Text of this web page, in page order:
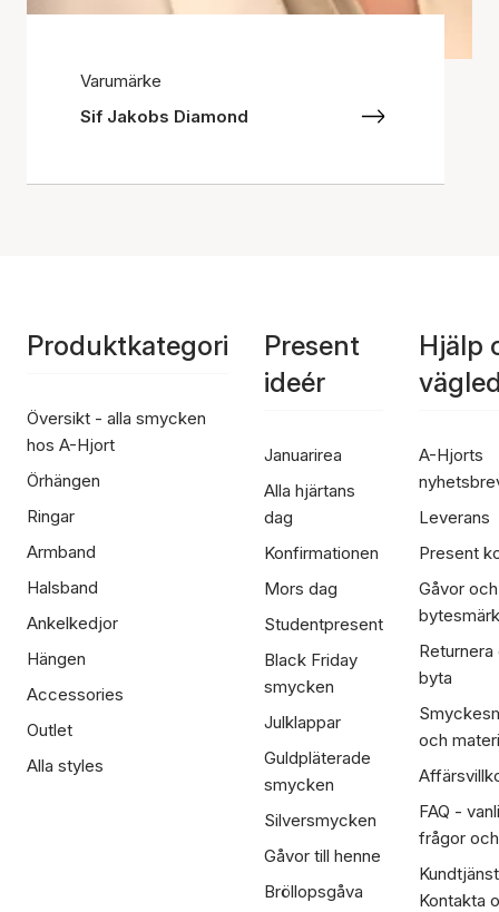
Varumärke
Sif Jakobs Diamond
Produktkategori
Översikt - alla smycken
hos A-Hjort
Örhängen
Ringar
Armband
Halsband
Ankelkedjor
Hängen
Accessories
Outlet
Alla styles
Present
ideér
Januarirea
Alla hjärtans
dag
Konfirmationen
Mors dag
Studentpresent
Black Friday
smycken
Julklappar
Guldpläterade
smycken
Silversmycken
Gåvor till henne
Bröllopsgåva
Hjälp
A-Hjorts
Leverans
Present
Gåvor och
Returnera
byta
och
FAQ -
frågor
Kontakta